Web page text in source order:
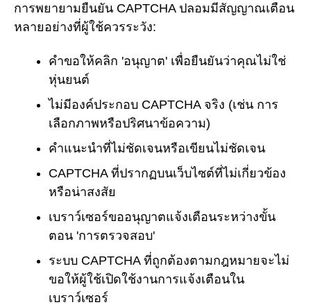
การพยายามยืนยัน CAPTCHA ปลอมมีสัญญาณเตือน
หลายอย่างที่ผู้ใช้ควรระวัง:
คำขอให้คลิก 'อนุญาต' เพื่อยืนยันว่าคุณไม่ใช่
หุ่นยนต์
ไม่มีองค์ประกอบ CAPTCHA จริง (เช่น การ
เลือกภาพหรือปริศนาข้อความ)
คำแนะนำที่ไม่ชัดเจนหรือเขียนไม่ชัดเจน
CAPTCHA ที่ปรากฏบนเว็บไซต์ที่ไม่เกี่ยวข้อง
หรือน่าสงสัย
เบราว์เซอร์ขออนุญาตแจ้งเตือนระหว่างขั้น
ตอน 'การตรวจสอบ'
ระบบ CAPTCHA ที่ถูกต้องตามกฎหมายจะไม่
ขอให้ผู้ใช้เปิดใช้งานการแจ้งเตือนใน
เบราว์เซอร์